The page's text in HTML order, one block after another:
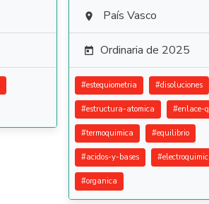
 País Vasco
 Ordinaria de 2025
#estequiometria #disoluciones
#estructura-atomica #enlace-
#termoquimica #equilibrio
#acidos-y-bases #
#organica